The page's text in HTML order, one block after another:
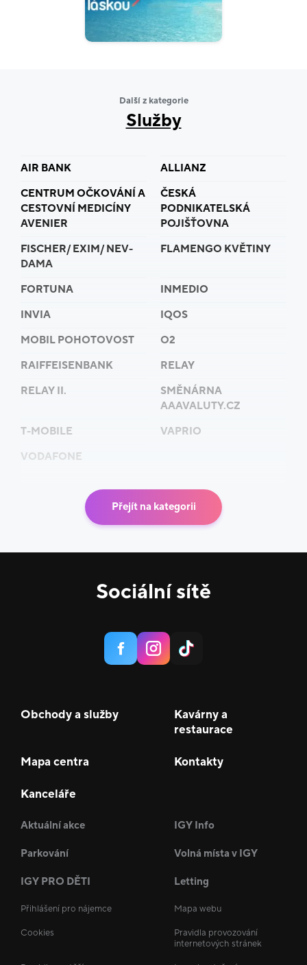
Další z kategorie
Služby
AIR BANK
ALLIANZ
CENTRUM OČKOVÁNÍ A
CESTOVNÍ MEDICÍNY
AVENIER
ČESKÁ
PODNIKATELSKÁ
POJIŠŤOVNA
FISCHER/ EXIM/ NEV-
DAMA
FLAMENGO KVĚTINY
FORTUNA
INMEDIO
INVIA
IQOS
MOBIL POHOTOVOST
O2
RAIFFEISENBANK
RELAY
RELAY II.
SMĚNÁRNA
AAAVALUTY.CZ
T-MOBILE
VAPRIO
VODAFONE
Přejít na kategorii
Sociální sítě
Obchody a služby
Kavárny a
restaurace
Mapa centra Kontakty
Kanceláře
Aktuální akce IGY Info
Parkování Volná místa v IGY
IGY PRO DĚTI Letting
Přihlášení pro nájemce Mapa webu
Cookies
Pravidla provozování
internetových stránek